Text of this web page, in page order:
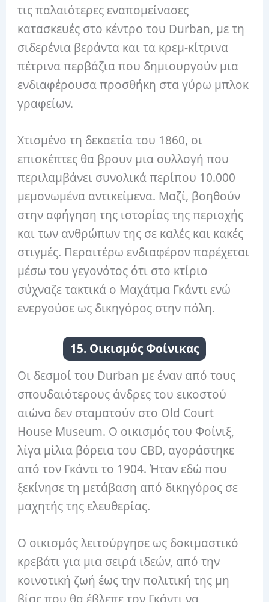
τις παλαιότερες εναπομείνασες
κατασκευές στο κέντρο του Durban, με τη
σιδερένια βεράντα και τα κρεμ-κίτρινα
πέτρινα περβάζια που δημιουργούν μια
ενδιαφέρουσα προσθήκη στα γύρω μπλοκ
γραφείων.
Χτισμένο τη δεκαετία του 1860, οι
επισκέπτες θα βρουν μια συλλογή που
περιλαμβάνει συνολικά περίπου 10.000
μεμονωμένα αντικείμενα. Μαζί, βοηθούν
στην αφήγηση της ιστορίας της περιοχής
και των ανθρώπων της σε καλές και κακές
στιγμές. Περαιτέρω ενδιαφέρον παρέχεται
μέσω του γεγονότος ότι στο κτίριο
σύχναζε τακτικά ο Μαχάτμα Γκάντι ενώ
ενεργούσε ως δικηγόρος στην πόλη.
15. Οικισμός Φοίνικας
Οι δεσμοί του Durban με έναν από τους
σπουδαιότερους άνδρες του εικοστού
αιώνα δεν σταματούν στο Old Court
House Museum. Ο οικισμός του Φοίνιξ,
λίγα μίλια βόρεια του CBD, αγοράστηκε
από τον Γκάντι το 1904. Ήταν εδώ που
ξεκίνησε τη μετάβαση από δικηγόρος σε
μαχητής της ελευθερίας.
Ο οικισμός λειτούργησε ως δοκιμαστικό
κρεβάτι για μια σειρά ιδεών, από την
κοινοτική ζωή έως την πολιτική της μη